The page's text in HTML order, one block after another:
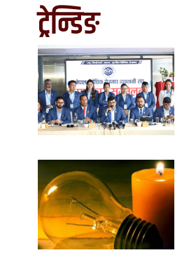
ट्रेन्डिङ